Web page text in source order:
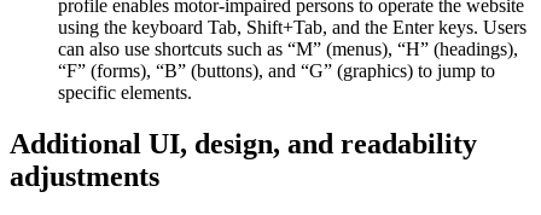
profile enables motor-impaired persons to operate the website
using the keyboard Tab, Shift+Tab, and the Enter keys. Users
can also use shortcuts such as “M” (menus), “H” (headings),
“F” (forms), “B” (buttons), and “G” (graphics) to jump to
specific elements.
Additional UI, design, and readability
adjustments